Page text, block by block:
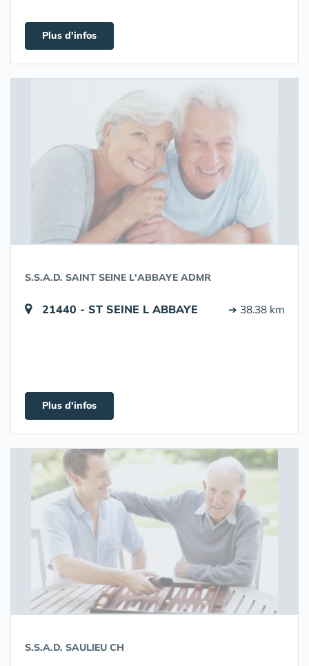
Plus d'infos
S.S.A.D. SAINT SEINE L'ABBAYE ADMR
21440 - ST SEINE L ABBAYE ➔ 38.38 km
Plus d'infos
S.S.A.D. SAULIEU CH